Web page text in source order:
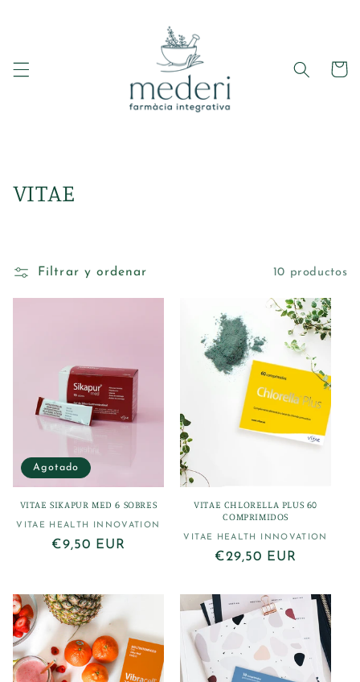
Carrito
C
e
VITAE
Filtrar y ordenar 10 productos
Agotado
VITAE SIKAPUR MED 6 SOBRES
Proveedor:
VITAE HEALTH INNOVATION
Precio
€9,50 EUR
VITAE CHLORELLA PLUS 60
COMPRIMIDOS
Proveedor:
VITAE HEALTH INNOVATION
Precio
€29,50 EUR